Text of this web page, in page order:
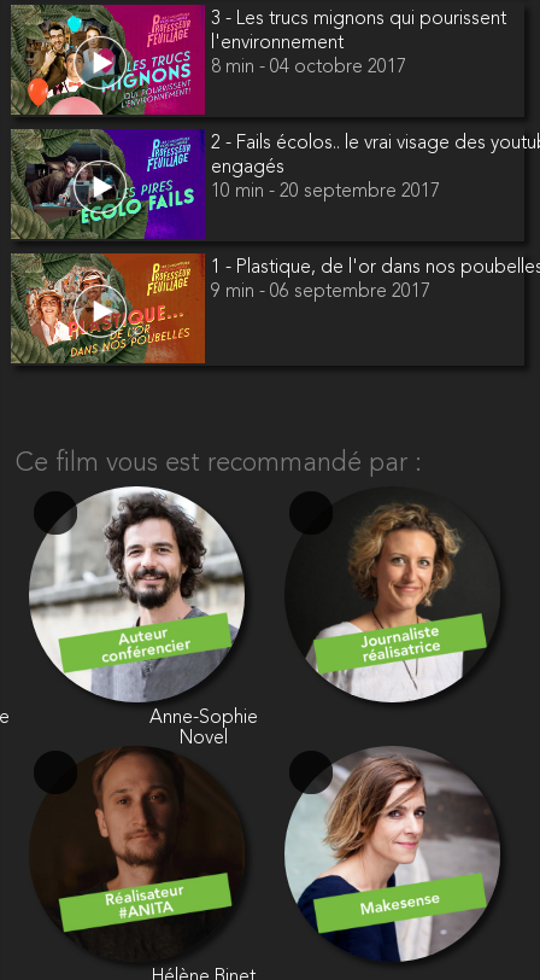
3 - Les trucs mignons qui pourissent
l'environnement
8 min - 04 octobre 2017
2 - Fails écolos.. le vrai visage des
engagés
10 min - 20 septembre 2017
1 - Plastique, de l'or dans nos
9 min - 06 septembre 2017
Ce film vous est recommandé par :
Anne-Sophie
Novel